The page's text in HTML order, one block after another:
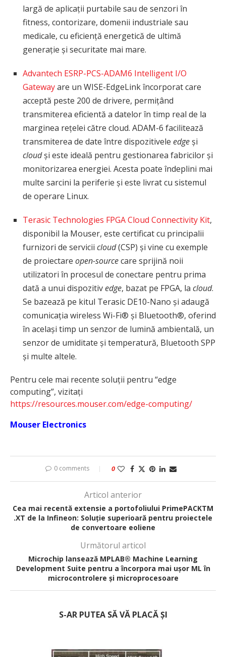
largă de aplicații purtabile sau de senzori în
fitness, contorizare, domenii industriale sau
medicale, cu eficiență energetică de ultimă
generație și securitate mai mare.
Advantech ESRP-PCS-ADAM6 Intelligent I/O
Gatewayare un WISE-EdgeLink încorporat care
acceptă peste 200 de drivere, permițând
transmiterea eficientă a datelor în timp real de la
marginea rețelei către cloud. ADAM-6 facilitează
transmiterea de date între dispozitivele edgeși
cloudși este ideală pentru gestionarea fabricilor și
monitorizarea energiei. Acesta poate îndeplini mai
multe sarcini la periferie și este livrat cu sistemul
de operare Linux.
Terasic Technologies FPGA Cloud Connectivity Kit,
disponibil la Mouser, este certificat cu principalii
furnizori de servicii cloud(CSP) și vine cu exemple
de proiectare open-sourcecare sprijină noii
utilizatori în procesul de conectare pentru prima
dată a unui dispozitivedge, bazat pe FPGA, la cloud.
Se bazează pe kitul Terasic DE10-Nano și adaugă
comunicația wireless Wi-Fi® și Bluetooth®, oferind
în același timp un senzor de lumină ambientală, un
senzor de umiditate și temperatură, Bluetooth SPP
și multe altele.
Pentru cele mai recente soluții pentru “edge
computing”, vizitați
https://resources.mouser.com/edge-computing/
Mouser Electronics
0 comments 0
Articol anterior
Cea mai recentă extensie a portofoliului PrimePACKTM
.XT de la Infineon: Soluție superioară pentru proiectele
de convertoare eoliene
Următorul articol
Microchip lansează MPLAB® Machine Learning
Development Suite pentru a încorpora mai ușor ML în
microcontrolere și microprocesoare
S-AR PUTEA SĂ VĂ PLACĂ ȘI